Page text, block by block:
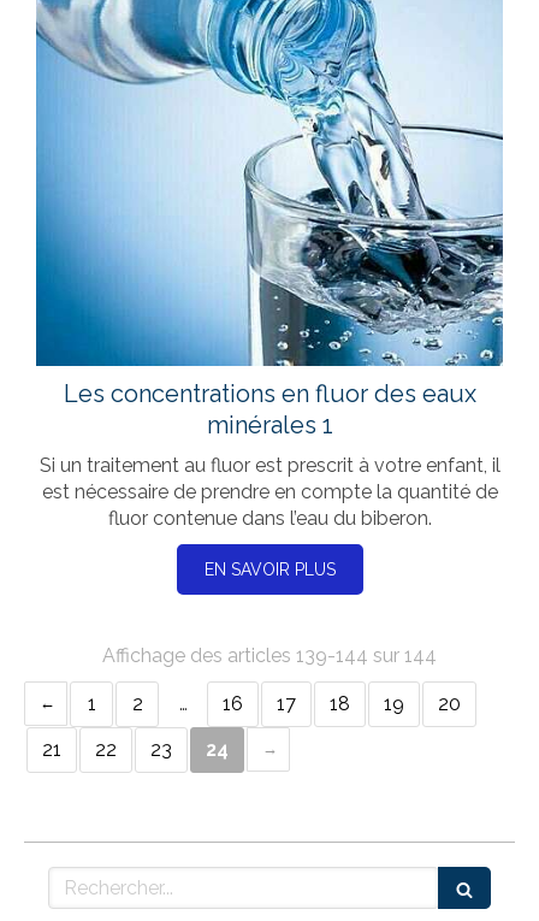
Les concentrations en fluor des eaux
minérales 1
Si un traitement au fluor est prescrit à votre enfant, il
est nécessaire de prendre en compte la quantité de
fluor contenue dans l’eau du biberon.
EN SAVOIR PLUS
Affichage des articles 139-144 sur 144
1 2 … 16 17 18 19
20
21
22 23 24
Rechercher